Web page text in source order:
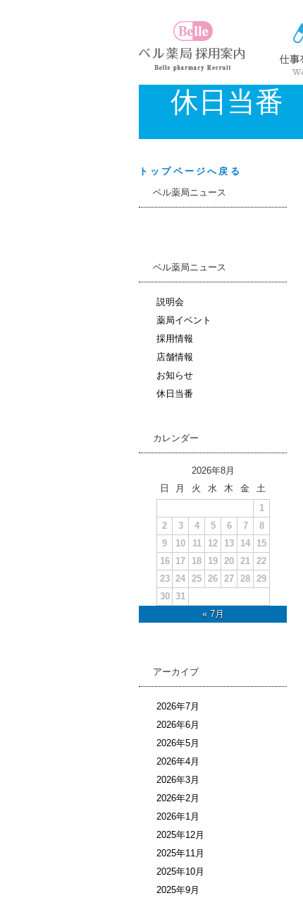
休日当番
トップページへ戻る
ベル薬局ニュース
ベル薬局ニュース
説明会
薬局イベント
採用情報
店舗情報
お知らせ
休日当番
カレンダー
2026年8月
日
月 火 水 木 金
土
1
2
3 4 5 6 7
8
9
10 11 12 13 14
15
16
17 18 19 20 21 22
23 24 25 26 27 28 29
30 31
« 7月
アーカイブ
2026年7月
2026年6月
2026年5月
2026年4月
2026年3月
2026年2月
2026年1月
2025年12月
2025年11月
2025年10月
2025年9月